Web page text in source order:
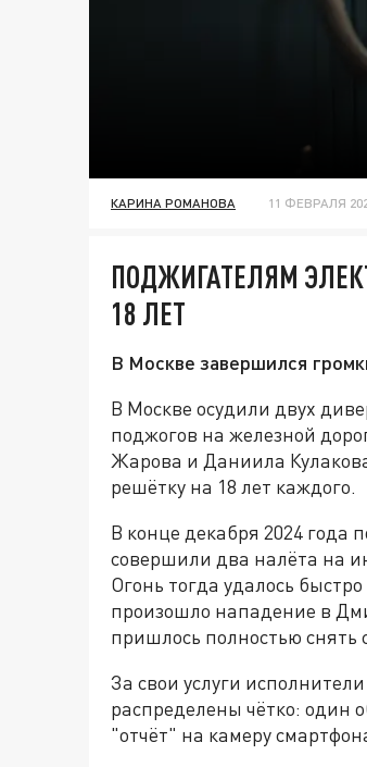
КАРИНА РОМАНОВА 11 ФЕВРАЛЯ
ПОДЖИГАТЕЛЯМ
18 ЛЕТ
В Москве завершился
В Москве осудили двух
поджогов на железной
Жарова и Даниила
решётку на 18 лет каждого.
В конце декабря 2024 года
совершили два налёта на
Огонь тогда удалось
произошло нападение в
пришлось полностью снять
За свои услуги
распределены чётко: один
"отчёт" на камеру